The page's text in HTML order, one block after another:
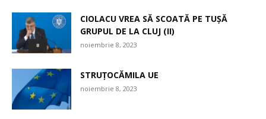
CIOLACU VREA SĂ SCOATĂ PE TUȘĂ
GRUPUL DE LA CLUJ (II)
noiembrie 8, 2023
STRUȚOCĂMILA UE
noiembrie 8, 2023